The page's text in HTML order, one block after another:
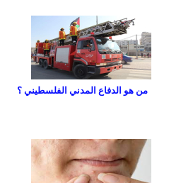
من هو الدفاع المدني الفلسطيني ؟